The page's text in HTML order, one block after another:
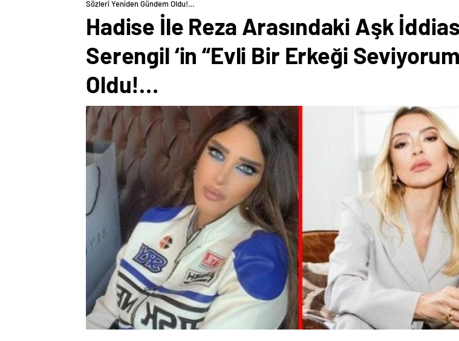
Sözleri Yeniden Gündem Oldu!…
Hadise İle Reza Arasındaki Aşk
Serengil ‘in “Evli Bir Erkeği
Oldu!…